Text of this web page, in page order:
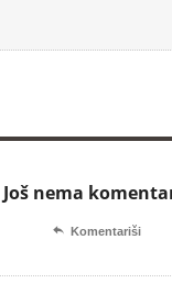
Još nema
 Komentariši